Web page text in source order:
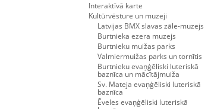
Interaktīvā karte
Kultūrvēsture un muzeji
Latvijas BMX slavas zāle-muzejs
Burtnieka ezera muzejs
Burtnieku muižas parks
Valmiermuižas parks un tornītis
Burtnieku evaņģēliski luteriskā
baznīca un mācītājmuiža
Sv. Mateja evaņģēliski luteriskā
baznīca
Ēveles evaņģēliski luteriskā